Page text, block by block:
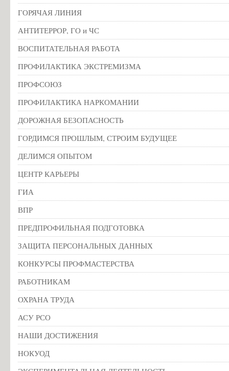
ГОРЯЧАЯ ЛИНИЯ
АНТИТЕРРОР, ГО и ЧС
ВОСПИТАТЕЛЬНАЯ РАБОТА
ПРОФИЛАКТИКА ЭКСТРЕМИЗМА
ПРОФСОЮЗ
ПРОФИЛАКТИКА НАРКОМАНИИ
ДОРОЖНАЯ БЕЗОПАСНОСТЬ
ГОРДИМСЯ ПРОШЛЫМ, СТРОИМ БУДУЩЕЕ
ДЕЛИМСЯ ОПЫТОМ
ЦЕНТР КАРЬЕРЫ
ГИА
ВПР
ПРЕДПРОФИЛЬНАЯ ПОДГОТОВКА
ЗАЩИТА ПЕРСОНАЛЬНЫХ ДАННЫХ
КОНКУРСЫ ПРОФМАСТЕРСТВА
РАБОТНИКАМ
ОХРАНА ТРУДА
АСУ РСО
НАШИ ДОСТИЖЕНИЯ
НОКУОД